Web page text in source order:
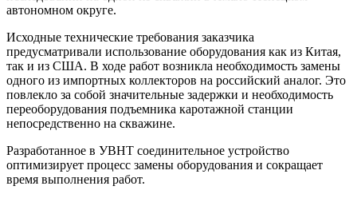
автономном округе.
Исходные технические требования заказчика
предусматривали использование оборудования как из Китая,
так и из США. В ходе работ возникла необходимость замены
одного из импортных коллекторов на российский аналог. Это
повлекло за собой значительные задержки и необходимость
переоборудования подъемника каротажной станции
непосредственно на скважине.
Разработанное в УВНТ соединительное устройство
оптимизирует процесс замены оборудования и сокращает
время выполнения работ.